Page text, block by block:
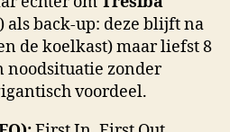
als back-up: deze blijft na
de koelkast) maar liefst 8
noodsituatie zonder
voordeel.